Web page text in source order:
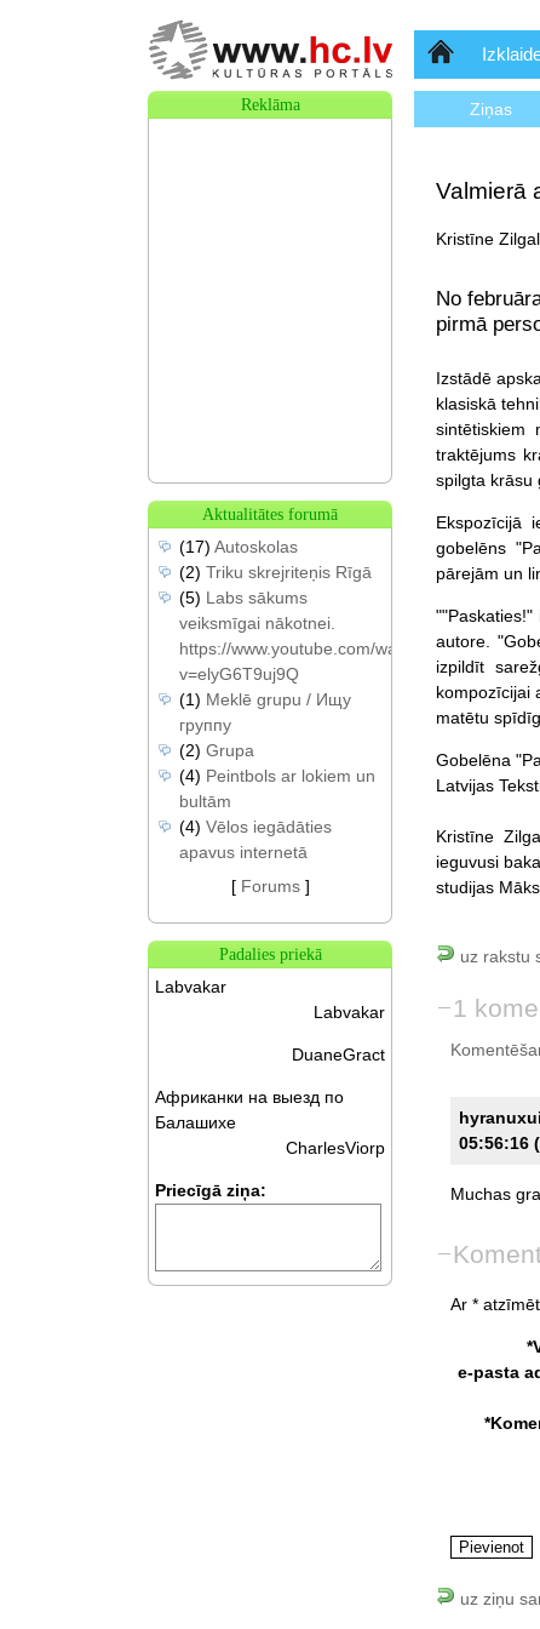
Sākumlapa
Ziņas
Valmierā
Kristīne
No
pirmā
Izstādē
klasiskā
sintētiskiem
traktējums
spilgta krāsu
Ekspozīcijā
gobelēns
pārejām un
autore.
izpildīt
kompozīcijai
matētu
Gobelēna
Latvijas
Kristīne
ieguvusi
studijas
uz rakstu
1
05:56:16
Muchas
Ar *
e-pasta
uz ziņu
Reklāma
Aktualitātes forumā
(17) Autoskolas
(2) Triku skrejriteņis Rīgā
(5) Labs sākums
veiksmīgai nākotnei.
https://www.youtube.com/watch?
v=elyG6T9uj9Q
(1) Meklē grupu / Ищу
группу
(2) Grupa
(4) Peintbols ar lokiem un
bultām
(4) Vēlos iegādāties
apavus internetā
[ Forums]
Padalies priekā
Labvakar
Labvakar
DuaneGract
Африканки на выезд по
Балашихе
CharlesViorp
Priecīgā ziņa: